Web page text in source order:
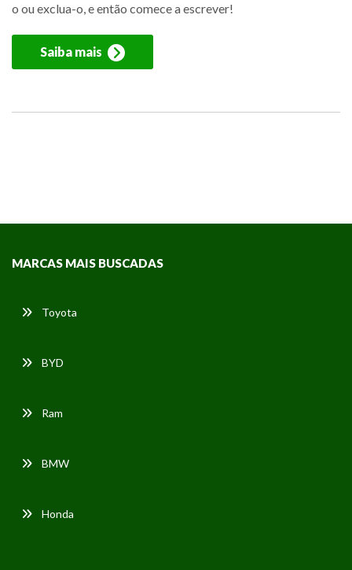
o ou exclua-o, e então comece a escrever!
Saiba mais
MARCAS MAIS BUSCADAS
Toyota
BYD
Ram
BMW
Honda